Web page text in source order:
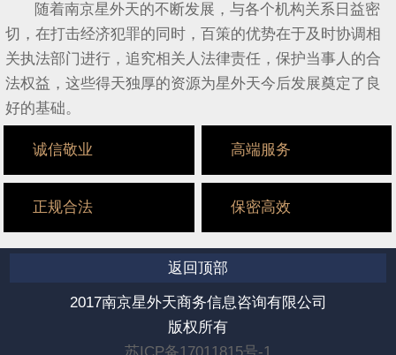
随着南京星外天的不断发展，与各个机构关系日益密
切，在打击经济犯罪的同时，百策的优势在于及时协调相
关执法部门进行，追究相关人法律责任，保护当事人的合
法权益，这些得天独厚的资源为星外天今后发展奠定了良
好的基础。
诚信敬业 高端服务
正规合法 保密高效
返回顶部
2017南京星外天商务信息咨询有限公司
版权所有
苏ICP备17011815号-1